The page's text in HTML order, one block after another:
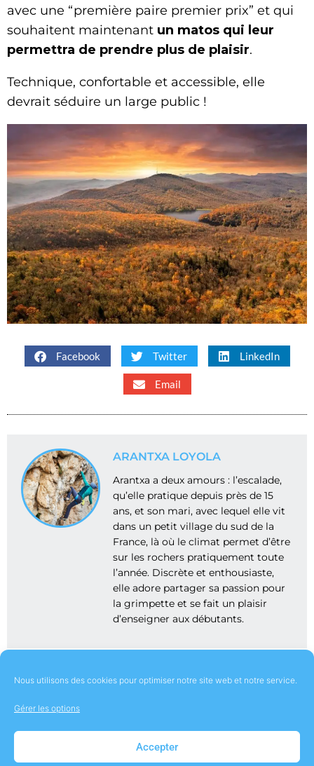
Nous utilisons des cookies pour optimiser notre site web et notre service.
Gérer les options
Accepter
avec une “première paire premier prix” et qui
souhaitent maintenant un matos qui leur
permettra de prendre plus de plaisir.
Technique, confortable et accessible, elle
devrait séduire un large public !
Facebook Twitter LinkedIn
Email
ARANTXA LOYOLA
Arantxa a deux amours : l’escalade,
qu’elle pratique depuis près de 15
ans, et son mari, avec lequel elle vit
dans un petit village du sud de la
France, là où le climat permet d’être
sur les rochers pratiquement toute
l’année. Discrète et enthousiaste,
elle adore partager sa passion pour
la grimpette et se fait un plaisir
d’enseigner aux débutants.
À Propos Contact
Mentions Légales
Politique de cookies (UE)